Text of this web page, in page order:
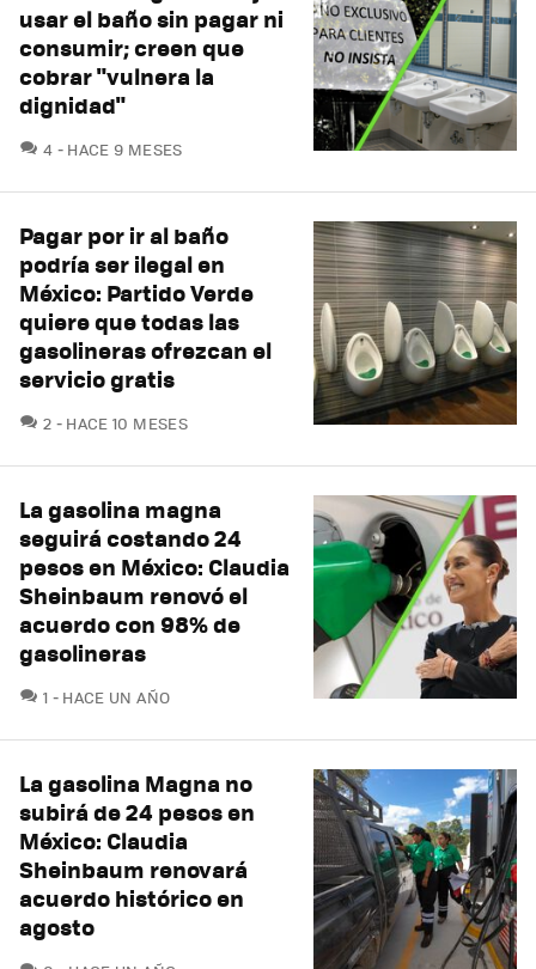
usar el baño sin pagar ni
consumir; creen que
cobrar "vulnera la
dignidad"
4 COMENTARIOS
HACE 9 MESES
Pagar por ir al baño
podría ser ilegal en
México: Partido Verde
quiere que todas las
gasolineras ofrezcan el
servicio gratis
2 COMENTARIOS
HACE 10 MESES
La gasolina magna
seguirá costando 24
pesos en México: Claudia
Sheinbaum renovó el
acuerdo con 98% de
gasolineras
1 COMENTARIOS
HACE UN AÑO
La gasolina Magna no
subirá de 24 pesos en
México: Claudia
Sheinbaum renovará
acuerdo histórico en
agosto